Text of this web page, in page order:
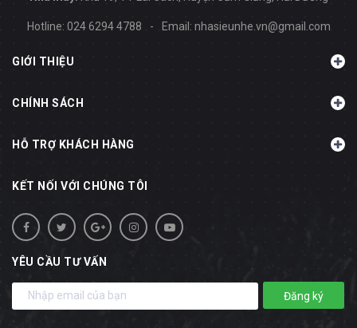
Hotline: 024 6294 4788 - Email: nhasieunhe.vn@gmail.com
GIỚI THIỆU
CHÍNH SÁCH
HỖ TRỢ KHÁCH HÀNG
KẾT NỐI VỚI CHÚNG TÔI
YÊU CẦU TƯ VẤN
Đăng ký